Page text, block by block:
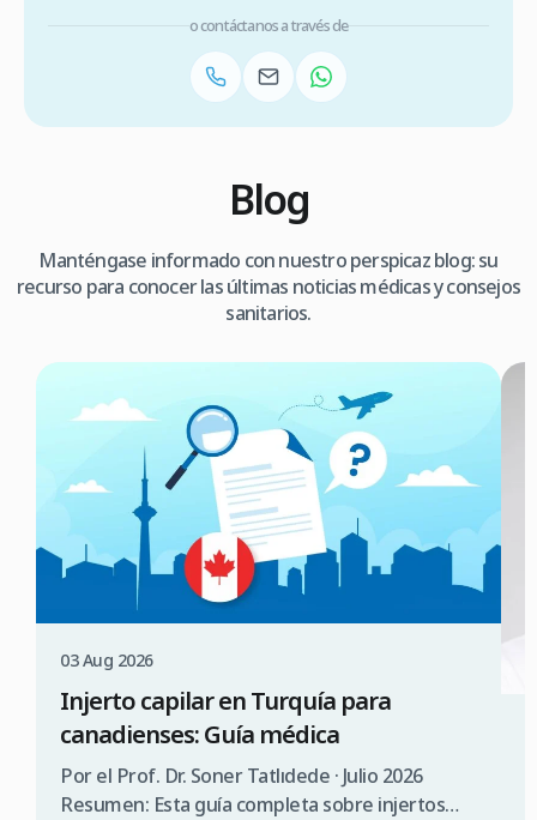
o contáctanos a través de
Blog
Manténgase informado con nuestro perspicaz blog: su
recurso para conocer las últimas noticias médicas y consejos
sanitarios.
03 Aug 2026
Injerto capilar en Turquía para
canadienses: Guía médica
Por el Prof. Dr. Soner Tatlıdede · Julio 2026
Resumen: Esta guía completa sobre injertos